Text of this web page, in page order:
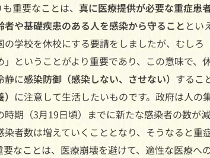
重要なことは、 真に医療提供が必要な重症患
者や基礎疾患のある人を感染から守ること とい
の学校を休校にする要請をしましたが、むし
ということがより重要であり、この意味で、
静に感染防御（感染しない、させない） するこ
に注意して生活したいものです。政府は人
期（3月19日頃）までに新たな感染者の数が
染者数は増えていくこととなり、そうなると
なことは、医療崩壊を避けて、適性な医療へ